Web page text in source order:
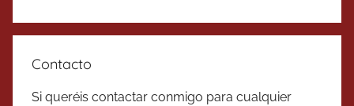
Contacto
Si queréis contactar conmigo para cualquier